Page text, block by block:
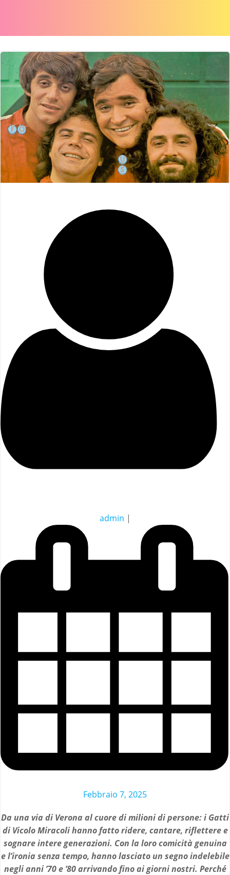
admin |
Febbraio 7, 2025
Da una via di Verona al cuore di milioni di persone: i Gatti
di Vicolo Miracoli hanno fatto ridere, cantare, riflettere e
sognare intere generazioni. Con la loro comicità genuina
e l’ironia senza tempo, hanno lasciato un segno indelebile
negli anni ’70 e ’80 arrivando fino ai giorni nostri. Perché